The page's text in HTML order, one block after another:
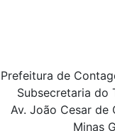
Prefeitura de
Subsecretaria do
Av. João Cesar de
Minas